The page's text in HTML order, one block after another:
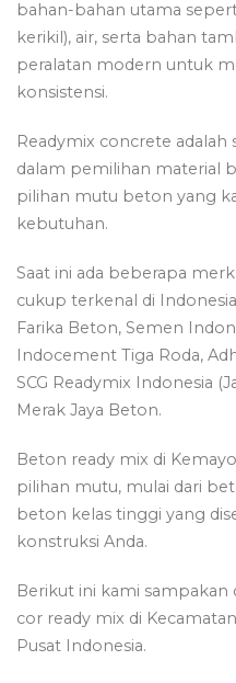
bahan-bahan utama
kerikil), air, serta bahan
peralatan modern untuk
konsistensi.
Readymix concrete
dalam pemilihan material
pilihan mutu beton yang
kebutuhan.
Saat ini ada beberapa
cukup terkenal di
Farika Beton, Semen
Indocement Tiga Roda,
SCG Readymix Indonesia
Merak Jaya Beton.
Beton ready mix di
pilihan mutu, mulai dari
beton kelas tinggi yang
konstruksi Anda.
Berikut ini kami
cor ready mix di
Pusat Indonesia.